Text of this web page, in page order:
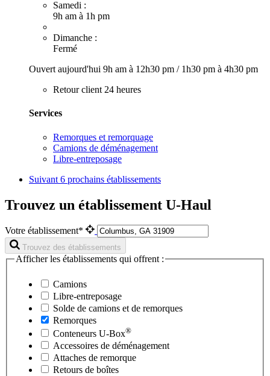
Samedi :
9h am à 1h pm
Dimanche :
Fermé
Ouvert aujourd'hui 9h am à 12h30 pm / 1h30 pm à 4h30 pm
Retour client 24 heures
Services
Remorques et remorquage
Camions de déménagement
Libre-entreposage
Suivant 6 prochains établissements
Trouvez un établissement U-Haul
Votre établissement*
Trouvez des établissements
Afficher les établissements qui offrent :
Camions
Libre-entreposage
Solde de camions et de remorques
Remorques
Conteneurs U-Box®
Accessoires de déménagement
Attaches de remorque
Retours de boîtes